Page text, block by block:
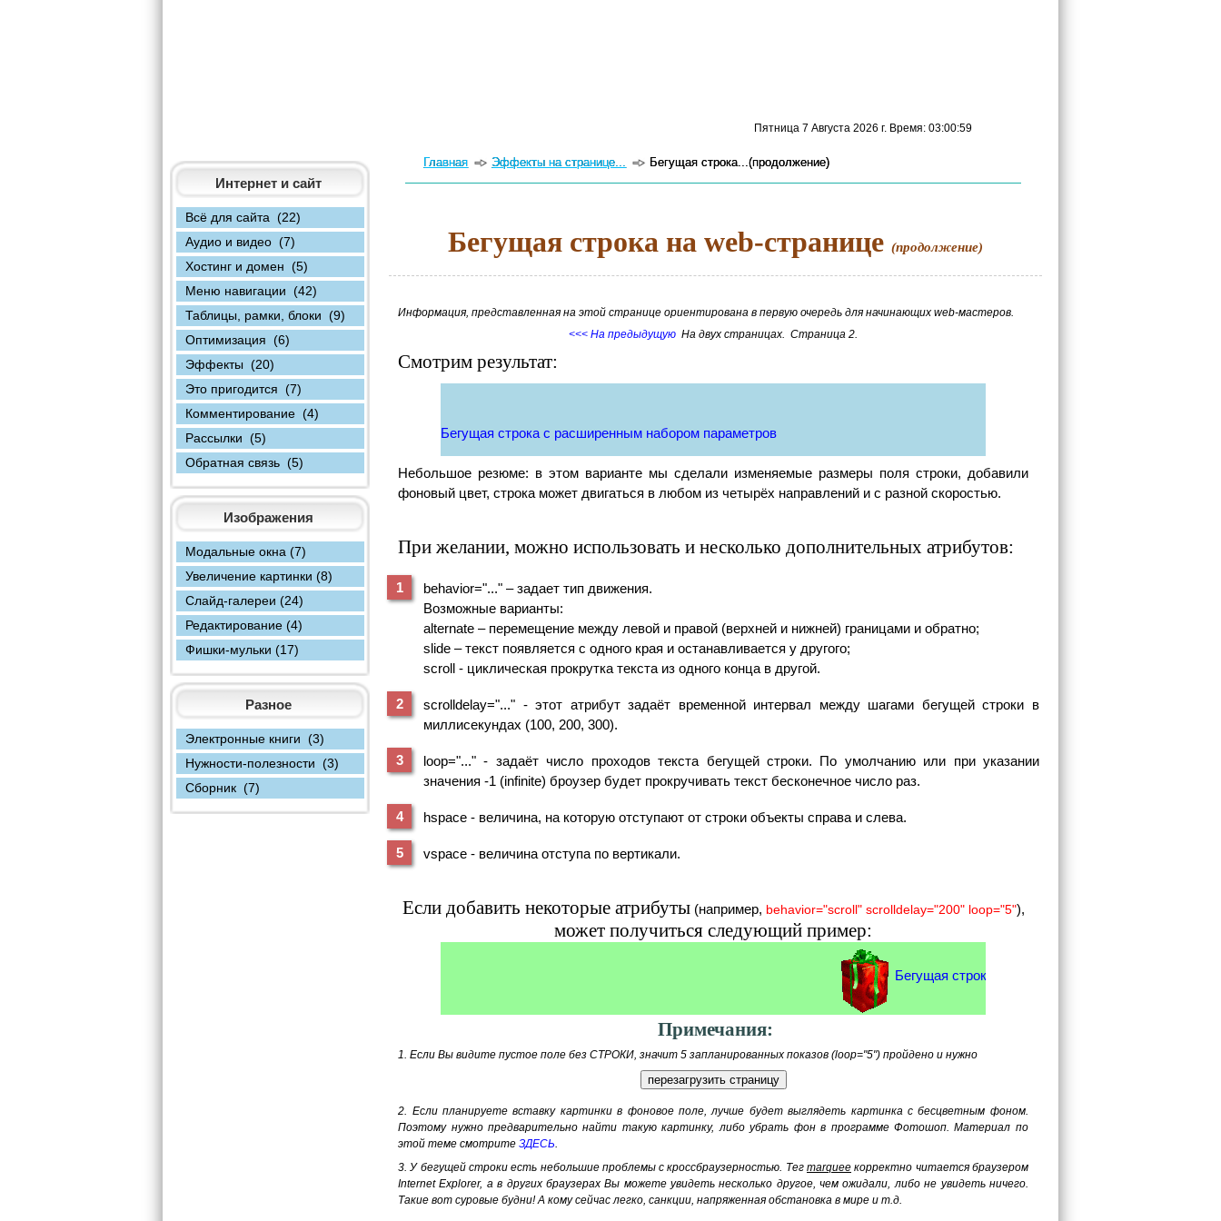
Пятница 7 Августа 2026 г. Время: 03:01:00
Интернет и сайт
Всё для сайта (22)
Аудио и видео (7)
Хостинг и домен (5)
Меню навигации (42)
Таблицы, рамки, блоки (9)
Оптимизация (6)
Эффекты (20)
Это пригодится (7)
Комментирование (4)
Рассылки (5)
Обратная связь (5)
Изображения
Модальные окна (7)
Увеличение картинки (8)
Слайд-галереи (24)
Редактирование (4)
Фишки-мульки (17)
Разное
Электронные книги (3)
Нужности-полезности (3)
Сборник (7)
Главная Эффекты на странице... Бегущая строка...(продолжение)
Бегущая строка на web-странице (продолжение)
Информация, представленная на этой странице ориентирована в первую очередь для начинающих web-мастеров.
<<< На предыдущую На двух страницах. Страница 2.
Смотрим результат:
Бегущая строка с расширенным набором параметров
Небольшое резюме: в этом варианте мы сделали изменяемые размеры поля строки, добавили
фоновый цвет, строка может двигаться в любом из четырёх направлений и с разной скоростью.
При желании, можно использовать и несколько дополнительных атрибутов:
behavior="..." – задает тип движения.
Возможные варианты:
alternate – перемещение между левой и правой (верхней и нижней) границами и обратно;
slide – текст появляется с одного края и останавливается у другого;
scroll - циклическая прокрутка текста из одного конца в другой.
scrolldelay="..." - этот атрибут задаёт временной интервал между шагами бегущей строки в
миллисекундах (100, 200, 300).
loop="..." - задаёт число проходов текста бегущей строки. По умолчанию или при указании
значения -1 (infinite) броузер будет прокручивать текст бесконечное число раз.
hspace - величина, на которую отступают от строки объекты справа и слева.
vspace - величина отступа по вертикали.
Если добавить некоторые атрибуты(например, behavior="scroll" scrolldelay="200" loop="5"),
может получиться следующий пример:
Бегущая строка с расширенным набором параметров
Примечания:
1. Если Вы видите пустое поле без СТРОКИ, значит 5 запланированных показов (loop="5") пройдено и нужно
2. Если планируете вставку картинки в фоновое поле, лучше будет выглядеть картинка с бесцветным фоном.
Поэтому нужно предварительно найти такую картинку, либо убрать фон в программе Фотошоп. Материал по
этой теме смотритеЗДЕСЬ.
3. У бегущей строки есть небольшие проблемы с кроссбраузерностью. Тегmarquee корректно читается браузером
Internet Explorer, а в других браузерах Вы можете увидеть несколько другое, чем ожидали, либо не увидеть ничего.
Такие вот суровые будни! А кому сейчас легко, санкции, напряженная обстановка в мире и т.д.